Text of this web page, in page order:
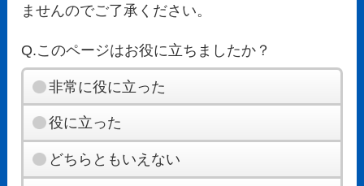
ませんのでご了承ください。
Q.このページはお役に立ちましたか？
非常に役に立った
役に立った
どちらともいえない